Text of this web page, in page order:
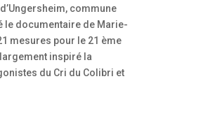
commune
le documentaire de Marie-
mesures pour le 21 ème
inspiré la
du Cri du Colibri et